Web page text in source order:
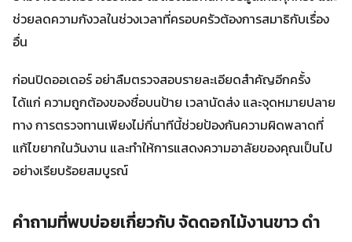
ช่วยลดความกังวลในช่วงเวลาที่ครอบครัวต้องการสมาธิกับเรื่อง
อื่น
ก่อนปิดออเดอร์ อย่าลืมตรวจสอบรายละเอียดสำคัญอีกครั้ง
ได้แก่ ความถูกต้องของชื่อบนป้าย เวลานัดส่ง และจุดหมายปลาย
ทาง การตรวจทานเพียงไม่กี่นาทีนี้ช่วยป้องกันความผิดพลาดที่
แก้ไขยากในวันงาน และทำให้การแสดงความอาลัยของคุณเป็นไป
อย่างเรียบร้อยสมบูรณ์
คำถามที่พบบ่อยเกี่ยวกับ จัดดอกไม้งานขาว ดํา